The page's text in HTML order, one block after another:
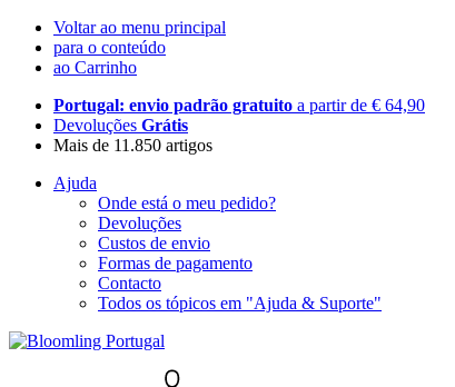
Voltar ao menu principal
para o conteúdo
ao Carrinho
Portugal: envio padrão gratuito a partir de € 64,90
Devoluções Grátis
Mais de 11.850 artigos
Ajuda
Onde está o meu pedido?
Devoluções
Custos de envio
Formas de pagamento
Contacto
Todos os tópicos em "Ajuda & Suporte"